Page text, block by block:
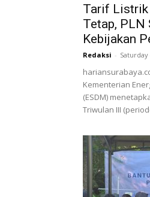
Tarif
Tetap, PLN
Kebijakan
Redaksi - Saturday
Kementerian
(ESDM)
Triwulan III